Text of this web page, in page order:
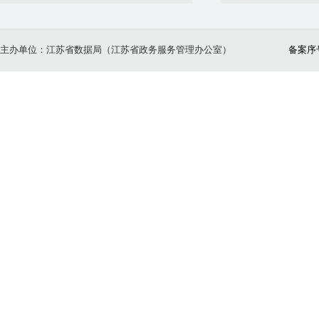
主办单位：江苏省数据局（江苏省政务服务管理办公室） 备案序